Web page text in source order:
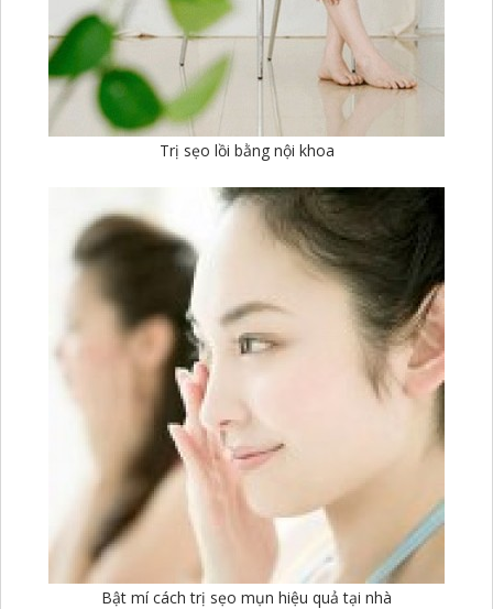
Trị sẹo lồi bằng nội khoa
Bật mí cách trị sẹo mụn hiệu quả tại nhà